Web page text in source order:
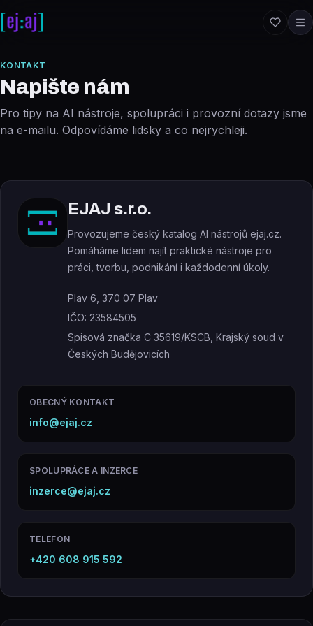
KONTAKT
Napište nám
Pro tipy na AI nástroje, spolupráci i provozní dotazy jsme
na e-mailu. Odpovídáme lidsky a co nejrychleji.
EJAJ s.r.o.
Provozujeme český katalog AI nástrojů ejaj.cz.
Pomáháme lidem najít praktické nástroje pro
práci, tvorbu, podnikání i každodenní úkoly.
Plav 6, 370 07 Plav
IČO: 23584505
Spisová značka C 35619/KSCB, Krajský soud v
Českých Budějovicích
OBECNÝ KONTAKT
info@ejaj.cz
SPOLUPRÁCE A INZERCE
inzerce@ejaj.cz
TELEFON
+420 608 915 592